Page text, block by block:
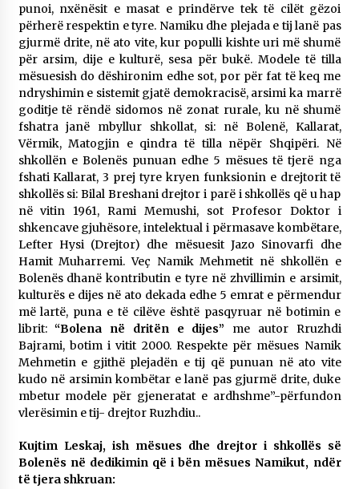
punoi, nxënësit e masat e prindërve tek të cilët gëzoi
përherë respektin e tyre. Namiku dhe plejada e tij lanë pas
gjurmë drite, në ato vite, kur populli kishte uri më shumë
për arsim, dije e kulturë, sesa për bukë. Modele të tilla
mësuesish do dëshironim edhe sot, por për fat të keq me
ndryshimin e sistemit gjatë demokracisë, arsimi ka marrë
goditje të rëndë sidomos në zonat rurale, ku në shumë
fshatra janë mbyllur shkollat, si: në Bolenë, Kallarat,
Vërmik, Matogjin e qindra të tilla nëpër Shqipëri. Në
shkollën e Bolenës punuan edhe 5 mësues të tjerë nga
fshati Kallarat, 3 prej tyre kryen funksionin e drejtorit të
shkollës si: Bilal Breshani drejtor i parë i shkollës që u hap
në vitin 1961, Rami Memushi, sot Profesor Doktor i
shkencave gjuhësore, intelektual i përmasave kombëtare,
Lefter Hysi (Drejtor) dhe mësuesit Jazo Sinovarfi dhe
Hamit Muharremi. Veç Namik Mehmetit në shkollën e
Bolenës dhanë kontributin e tyre në zhvillimin e arsimit,
kulturës e dijes në ato dekada edhe 5 emrat e përmendur
më lartë, puna e të cilëve është pasqyruar në botimin e
librit:“Bolena në dritën e dijes” me autor Rruzhdi
Bajrami, botim i vitit 2000. Respekte për mësues Namik
Mehmetin e gjithë plejadën e tij që punuan në ato vite
kudo në arsimin kombëtar e lanë pas gjurmë drite, duke
mbetur modele për gjeneratat e ardhshme”-përfundon
vlerësimin e tij- drejtor Ruzhdiu..
Kujtim Leskaj, ish mësues dhe drejtor i shkollës së
Bolenës në dedikimin që i bën mësues Namikut, ndër
të tjera shkruan: